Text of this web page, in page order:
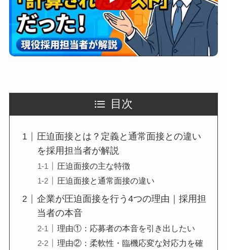
目次
圧迫面接とは？定義と通常面接との違い
を採用担当者が解説
圧迫面接の主な特徴
圧迫面接と通常面接の違い
企業が圧迫面接を行う4つの理由｜採用担
当者の本音
理由①：応募者の本音を引き出したい
理由②：柔軟性・臨機応変な対応力を確